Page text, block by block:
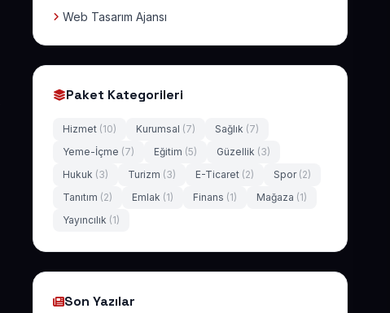
Web Tasarım Ajansı
Paket Kategorileri
Hizmet (10) Kurumsal (7) Sağlık (7)
Yeme-İçme (7) Eğitim (5) Güzellik (3)
Hukuk (3) Turizm (3) E-Ticaret (2) Spor (2)
Tanıtım (2) Emlak (1) Finans (1) Mağaza (1)
Yayıncılık (1)
Son Yazılar